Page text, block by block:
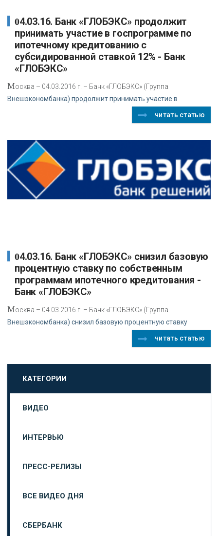
04.03.16. Банк «ГЛОБЭКС» продолжит
принимать участие в госпрограмме по
ипотечному кредитованию с
субсидированной ставкой 12% - Банк
«ГЛОБЭКС»
Москва – 04.03.2016 г. – Банк «ГЛОБЭКС» (Группа
Внешэкономбанка) продолжит принимать участие в
читать статью
04.03.16. Банк «ГЛОБЭКС» снизил базовую
процентную ставку по собственным
программам ипотечного кредитования -
Банк «ГЛОБЭКС»
Москва – 04.03.2016 г. – Банк «ГЛОБЭКС» (Группа
Внешэкономбанка) снизил базовую процентную ставку
читать статью
КАТЕГОРИИ
ВИДЕО
ИНТЕРВЬЮ
ПРЕСС-РЕЛИЗЫ
ВСЕ ВИДЕО ДНЯ
СБЕРБАНК